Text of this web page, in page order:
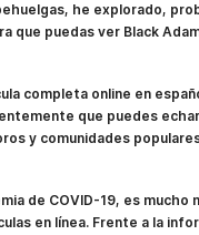
he explorado,
que puedas ver Black
completa online en
que puedes
y comunidades
de COVID-19, es mucho
en línea. Frente a la